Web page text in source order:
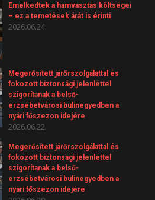
Emelkedtek a hamvasztás költségei
– ez a temetések árát is érinti
2026.06.24.
Megerősített járőrszolgálattal és
fokozott biztonsági jelenléttel
szigorítanak a belső-
erzsébetvárosi bulinegyedben a
nyári főszezon idejére
2026.06.22.
Megerősített járőrszolgálattal és
fokozott biztonsági jelenléttel
szigorítanak a belső-
erzsébetvárosi bulinegyedben a
nyári főszezon idejére